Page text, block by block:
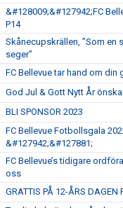
&#128009;&#127942;FC
P14
Skånecupskrällen, ”Som en
seger”
FC Bellevue tar hand om din
God Jul & Gott Nytt År
BLI SPONSOR 2023
FC Bellevue Fotbollsgala
&#127942;&#127881;
FC Bellevue’s tidigare
oss
GRATTIS PÅ 12-ÅRS DAGEN